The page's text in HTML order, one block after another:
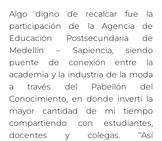
Algo digno de recalcar fue la
participación de la Agencia de
Educación Postsecundaria de
Medellín – Sapiencia, siendo
puente de conexión entre la
academia y la industria de la moda
a través del Pabellón del
Conocimiento, en donde invertí la
mayor cantidad de mi tiempo
compartiendo con estudiantes,
docentes y colegas. “Así